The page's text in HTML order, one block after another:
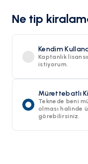
Ne tip
Kendim
Kaptanlık
istiyorum.
Mürettebatlı
Teknede beni
olması halinde
görebilirsiniz.